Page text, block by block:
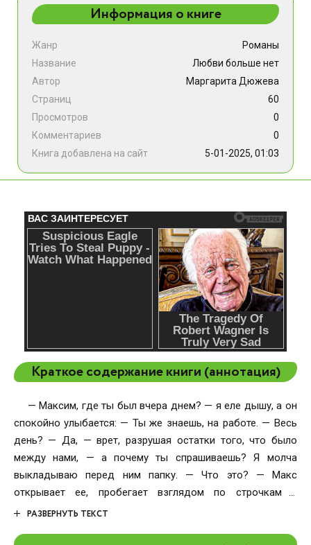
Информация о книге
Жанр
Романы
Название
Любви больше нет
Автор
Маргарита Дюжева
Страниц
60
Просмотров
0
Комментариев
0
Книга добавлена на сайт
5-01-2025, 01:03
Краткое содержание книги (аннотация)
— Максим, где ты был вчера днем? — я еле дышу, а он
спокойно улыбается: — Ты же знаешь, на работе. — Весь
день? — Да, — врет, разрушая остатки того, что было
между нами, — а почему ты спрашиваешь? Я молча
выкладываю перед ним папку. — Что это? — Макс
открывает ее, пробегает взглядом по строчкам и
бледнеет, понимая, что все. Попался, — Тась…это не то,
РАЗВЕРНУТЬ ТЕКСТ